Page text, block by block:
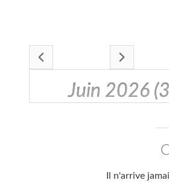
juin 2026
Il n'arrive